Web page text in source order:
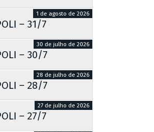
– 31/7
1 de agosto de 2026
– 30/7
30 de julho de 2026
– 28/7
28 de julho de 2026
– 27/7
27 de julho de 2026